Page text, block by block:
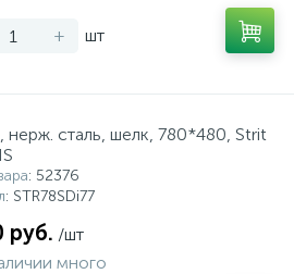
+ шт
нерж. сталь, шелк, 780*480, Strit
: 52376
: STR78SDi77
руб. /шт
много